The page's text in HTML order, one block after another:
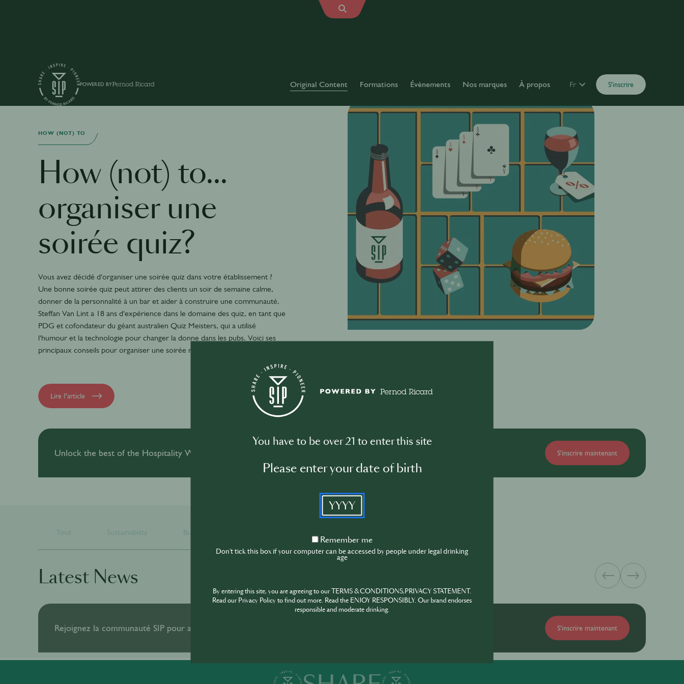
POWERED BY Original Content Formations Évènements Nos marques À propos Fr S'inscrire
HOW (NOT) TO
How (not) to...
organiser une
soirée quiz?
Vous avez décidé d'organiser une soirée quiz dans votre établissement ?
Une bonne soirée quiz peut attirer des clients un soir de semaine calme,
donner de la personnalité à un bar et aider à construire une communauté.
Steffan Van Lint a 18 ans d'expérience dans le domaine des quiz, en tant que
PDG et cofondateur du géant australien Quiz Meisters, qui a utilisé
l'humour et la technologie pour changer la donne dans les pubs. Voici ses
principaux conseils pour organiser une soirée réussie.
Lire l’article
Unlock the best of the Hospitality World with SIP Original Content S'inscrire maintenant
Tout Sustainability Business
Latest News
Rejoignez la communauté SIP pour accéder à toutes les fonctions ! S'inscrire maintenant
You have to be over 21 to enter this site
Please enter your date of birth
YYYY
Remember
Remember me
Don't tick this box if your computer can be accessed by people under legal drinking
age
By entering this site, you are agreeing to our TERMS & CONDITIONS,PRIVACY STATEMENT.
Read our Privacy Policy to find out more. Read the ENJOY RESPONSIBLY. Our brand endorses
responsible and moderate drinking.